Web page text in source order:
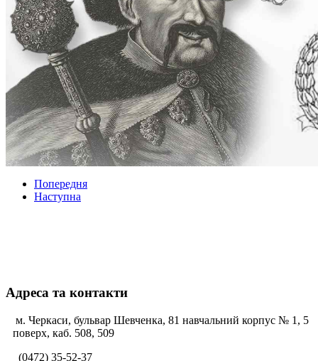
Попередня
Наступна
Адреса та контакти
м. Черкаси, бульвар Шевченка, 81 навчальний корпус № 1, 5
поверх, каб. 508, 509
(0472) 35-52-37